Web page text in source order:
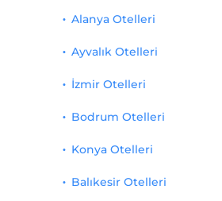
Avlu
Terzi
Alanya Otelleri
Ayvalık Otelleri
İzmir Otelleri
Bodrum Otelleri
Konya Otelleri
Balıkesir Otelleri